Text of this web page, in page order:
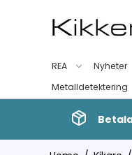
REA Nyheter
Metalldetektering